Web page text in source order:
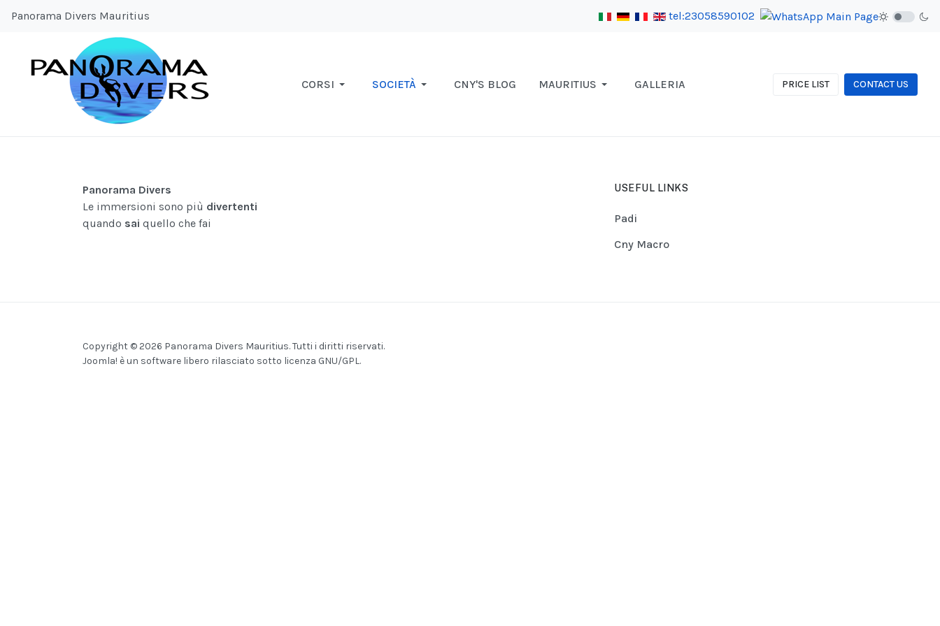
Panorama Divers Mauritius tel:23058590102
CORSI SOCIETÀ CNY'S BLOG MAURITIUS GALLERIA PRICE LIST CONTACT US
Panorama Divers
Le immersioni sono più divertenti
quando sai quello che fai
USEFUL LINKS
Padi
Cny Macro
Copyright © 2026 Panorama Divers Mauritius. Tutti i diritti riservati.
Joomla! è un software libero rilasciato sotto licenza GNU/GPL.